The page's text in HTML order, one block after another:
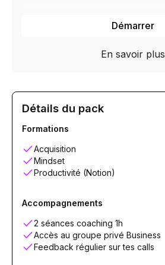
Démarrer
En savoir plus
Détails du pack
Formations
Acquisition
Mindset
Productivité (Notion)
Accompagnements
2 séances coaching 1h
Accès au groupe privé Business
Feedback régulier sur tes calls